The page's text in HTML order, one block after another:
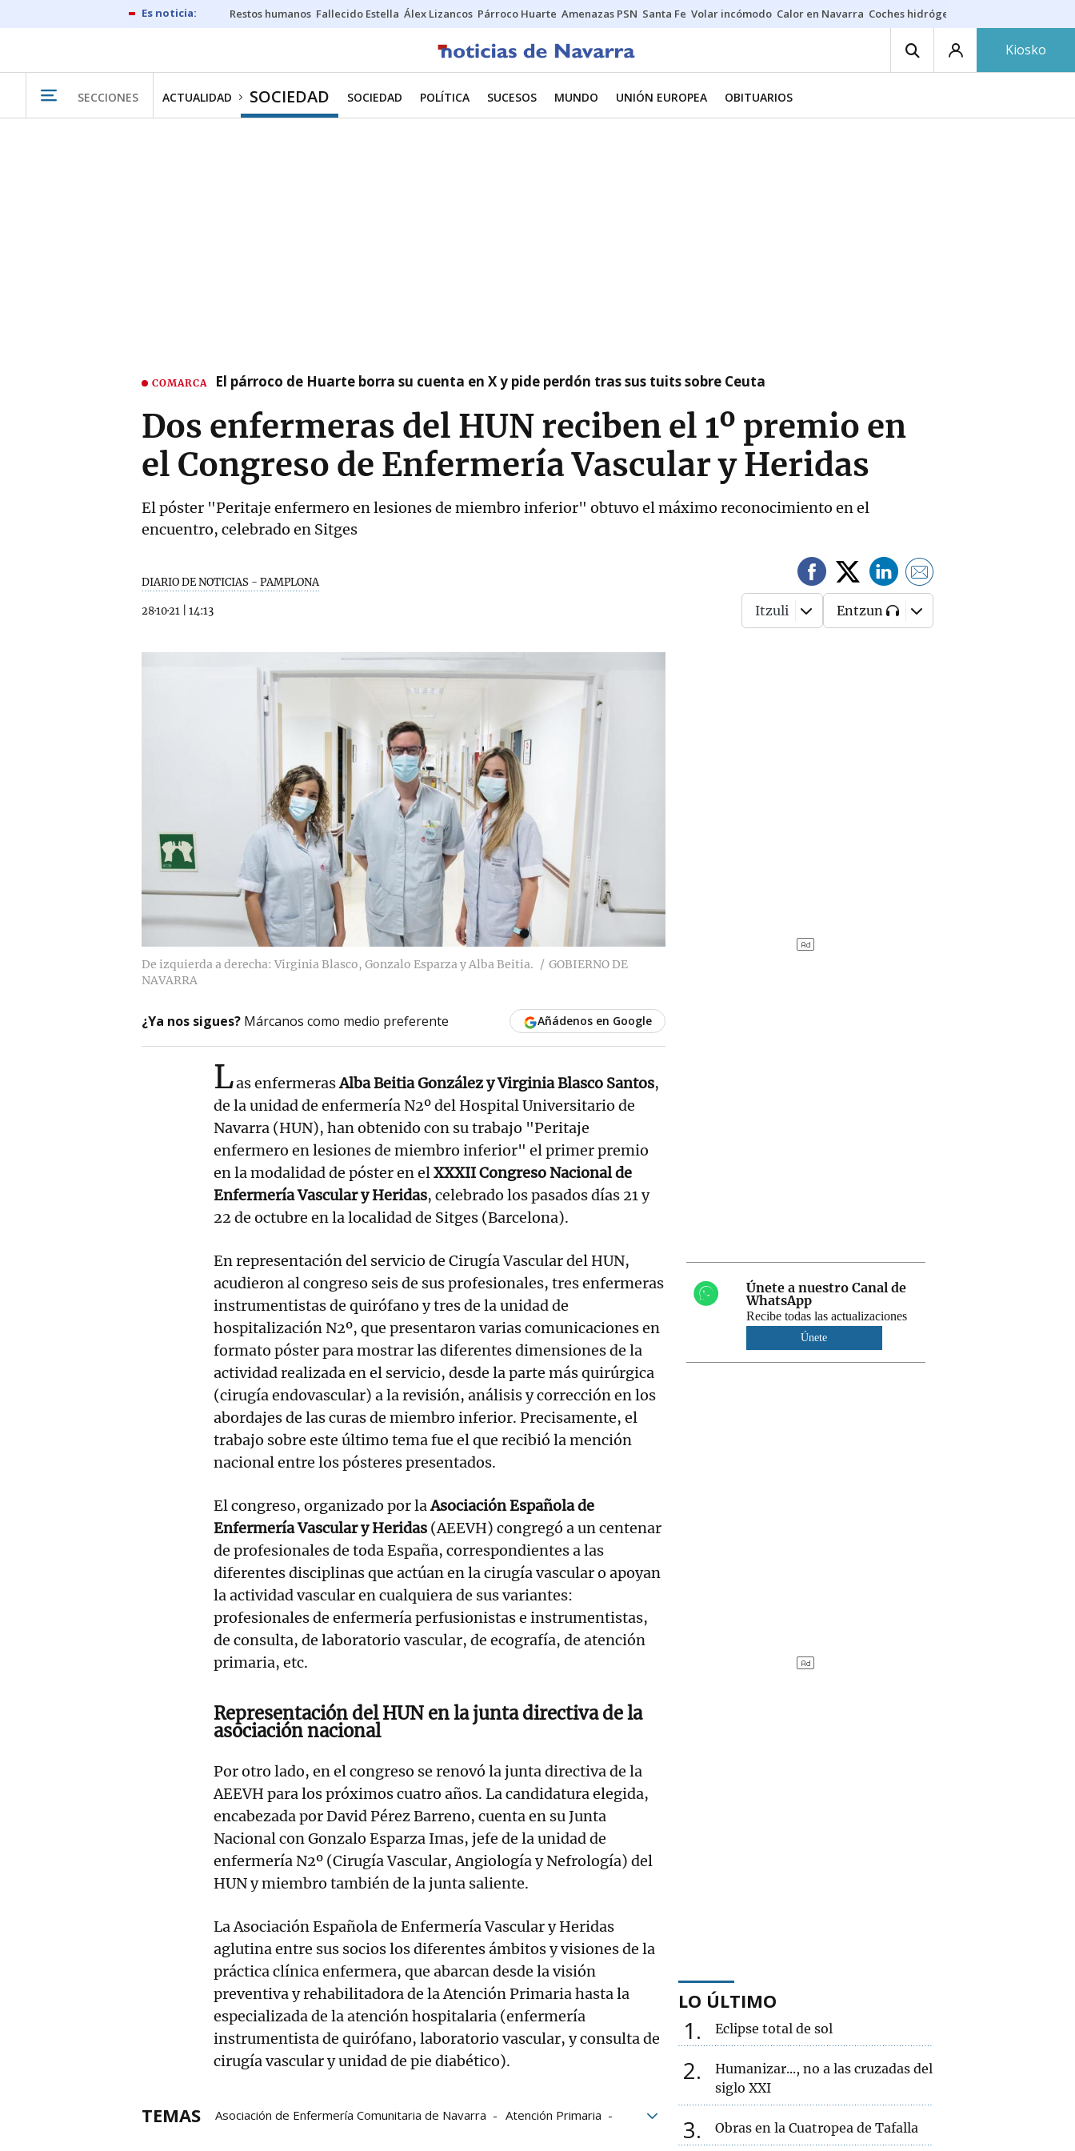
Restos humanos Fallecido Estella Álex Lizancos Párroco Huarte Amenazas PSN Santa Fe Volar incómodo Calor en Navarra Coches hidrógeno
Kiosko
SECCIONES ACTUALIDAD SOCIEDAD SOCIEDAD POLÍTICA SUCESOS MUNDO UNIÓN EUROPEA OBITUARIOS
COMARCA El párroco de Huarte borra su cuenta en X y pide perdón tras sus tuits sobre Ceuta
Dos enfermeras del HUN reciben el 1º premio en
el Congreso de Enfermería Vascular y Heridas
El póster "Peritaje enfermero en lesiones de miembro inferior" obtuvo el máximo reconocimiento en el
encuentro, celebrado en Sitges
DIARIO DE NOTICIAS - PAMPLONA
28·10·21 14:13 Itzuli Entzun
De izquierda a derecha: Virginia Blasco, Gonzalo Esparza y Alba Beitia.
GOBIERNO DE
NAVARRA
¿Ya nos sigues? Márcanos como medio preferente Añádenos en Google
Las enfermerasAlba Beitia González y Virginia Blasco Santos,
de la unidad de enfermería N2º del Hospital Universitario de
Navarra (HUN), han obtenido con su trabajo "Peritaje
enfermero en lesiones de miembro inferior" el primer premio
en la modalidad de póster en elXXXII Congreso Nacional de
Enfermería Vascular y Heridas, celebrado los pasados días 21 y
22 de octubre en la localidad de Sitges (Barcelona).
En representación del servicio de Cirugía Vascular del HUN,
acudieron al congreso seis de sus profesionales, tres enfermeras
instrumentistas de quirófano y tres de la unidad de
hospitalización N2º, que presentaron varias comunicaciones en
formato póster para mostrar las diferentes dimensiones de la
actividad realizada en el servicio, desde la parte más quirúrgica
(cirugía endovascular) a la revisión, análisis y corrección en los
abordajes de las curas de miembro inferior. Precisamente, el
trabajo sobre este último tema fue el que recibió la mención
nacional entre los pósteres presentados.
El congreso, organizado por laAsociación Española de
Enfermería Vascular y Heridas (AEEVH) congregó a un centenar
de profesionales de toda España, correspondientes a las
diferentes disciplinas que actúan en la cirugía vascular o apoyan
la actividad vascular en cualquiera de sus variantes:
profesionales de enfermería perfusionistas e instrumentistas,
de consulta, de laboratorio vascular, de ecografía, de atención
primaria, etc.
Representación del HUN en la junta directiva de la
asociación nacional
Por otro lado, en el congreso se renovó la junta directiva de la
AEEVH para los próximos cuatro años. La candidatura elegida,
encabezada por David Pérez Barreno, cuenta en su Junta
Nacional con Gonzalo Esparza Imas, jefe de la unidad de
enfermería N2º (Cirugía Vascular, Angiología y Nefrología) del
HUN y miembro también de la junta saliente.
La Asociación Española de Enfermería Vascular y Heridas
aglutina entre sus socios los diferentes ámbitos y visiones de la
práctica clínica enfermera, que abarcan desde la visión
preventiva y rehabilitadora de la Atención Primaria hasta la
especializada de la atención hospitalaria (enfermería
instrumentista de quirófano, laboratorio vascular, y consulta de
cirugía vascular y unidad de pie diabético).
TEMAS Asociación de Enfermería Comunitaria de Navarra
Atención Primaria
Únete a nuestro Canal de
WhatsApp
Recibe todas las actualizaciones
Únete
LO ÚLTIMO
1 Eclipse total de sol
2
Humanizar..., no a las cruzadas del
siglo XXI
3 Obras en la Cuatropea de Tafalla